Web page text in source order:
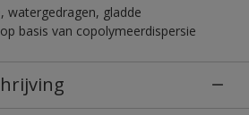
watergedragen, gladde
basis van copolymeerdispersie